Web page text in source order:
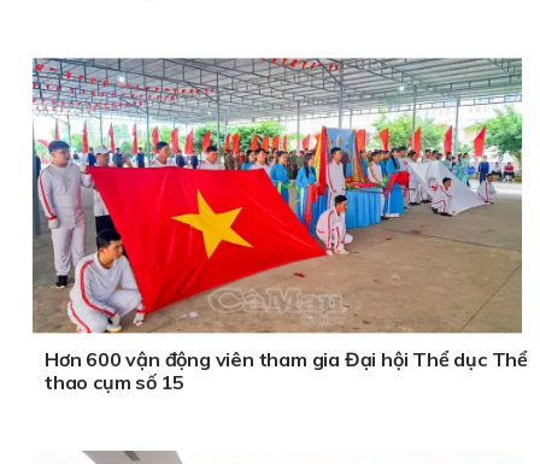
Hơn 600 vận động viên tham gia Đại hội Thể dục Thể
thao cụm số 15